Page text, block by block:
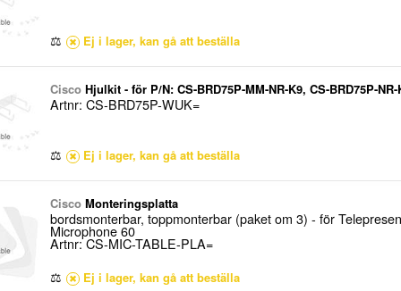
⚖ Ej i lager, kan gå att beställa
Cisco Hjulkit - för P/N: CS-BRD75P-MM-NR-K9, CS-BRD75P-
Artnr: CS-BRD75P-WUK=
⚖ Ej i lager, kan gå att beställa
Cisco Monteringsplatta
bordsmonterbar, toppmonterbar (paket om 3) - för
Microphone 60
Artnr: CS-MIC-TABLE-PLA=
⚖
Ej i lager, kan gå att beställa